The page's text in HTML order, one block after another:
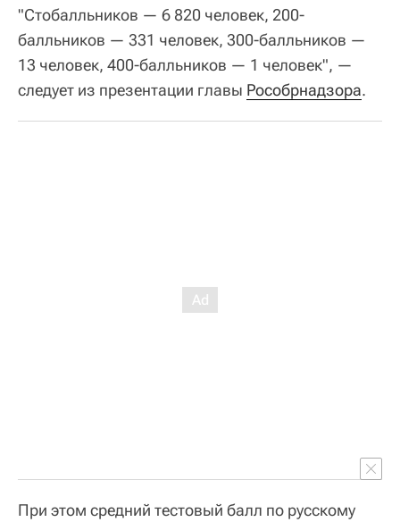
"Стобалльников — 6 820 человек, 200-
балльников — 331 человек, 300-балльников —
13 человек, 400-балльников — 1 человек", —
следует из презентации главы Рособрнадзора.
При этом средний тестовый балл по русскому